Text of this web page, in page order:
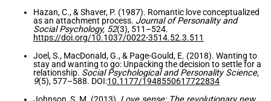
Hazan, C., & Shaver, P. (1987). Romantic love conceptualized
as an attachment process. Journal of Personality and
Social Psychology, 52(3), 511–524.
https://doi.org/10.1037/0022-3514.52.3.511
Joel, S., MacDonald, G., & Page-Gould, E. (2018). Wanting to
stay and wanting to go: Unpacking the decision to settle for a
relationship. Social Psychological and Personality Science,
9(5), 577–588. DOI:10.1177/1948550617722834